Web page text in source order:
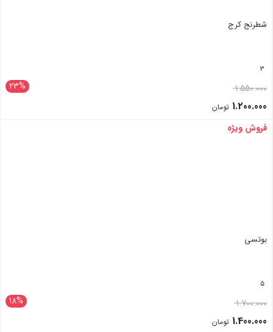
شطرنج کرج
3
23% 1.550.000
1.200.000 تومان
بستن
فروش ویژه
بوتسی
5
18% 1.700.000
1.400.000 تومان